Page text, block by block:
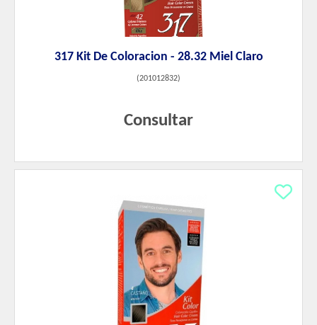
317 Kit De Coloracion - 28.32 Miel Claro
(201012832)
Consultar